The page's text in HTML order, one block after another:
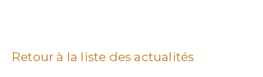
Retour à la liste des actualités